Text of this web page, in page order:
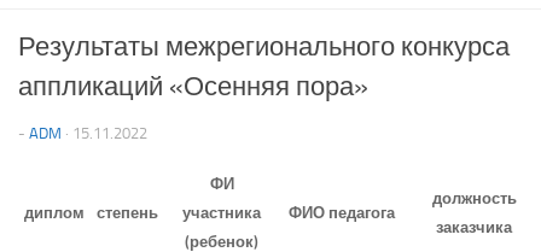
Результаты межрегионального конкурса
аппликаций «Осенняя пора»
- ADM · 15.11.2022
диплом степень
ФИ
участника
(ребенок)
ФИО педагога
должность
заказчика